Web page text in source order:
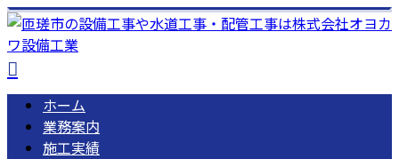
ホーム
業務案内
施工実績